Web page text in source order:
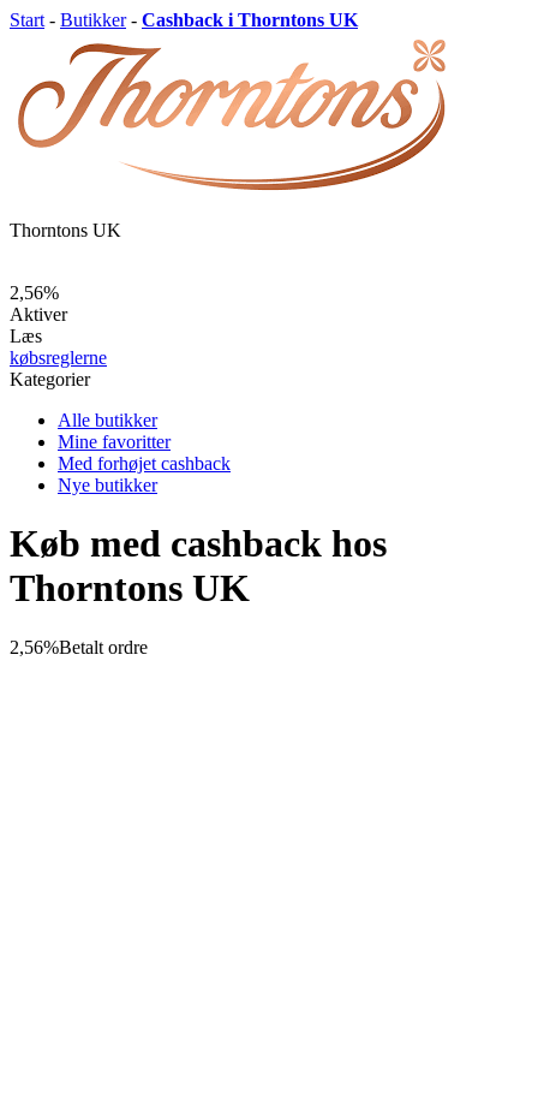
Start - Butikker - Cashback i Thorntons UK
Thorntons UK
2,56%
Aktiver
Læs
købsreglerne
Kategorier
Alle butikker
Mine favoritter
Med forhøjet cashback
Nye butikker
Køb med cashback hos
Thorntons UK
2,56%Betalt ordre